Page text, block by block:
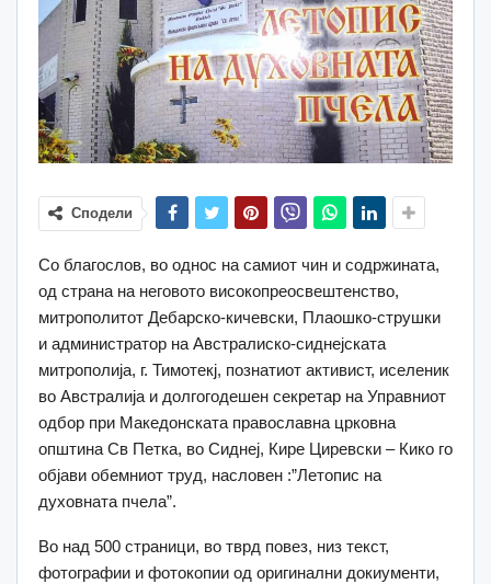
Сподели
Со благослов, во однос на самиот чин и содржината,
од страна на неговото високопреосвештенство,
митрополитот Дебарско-кичевски, Плаошко-струшки
и администратор на Австралиско-сиднејската
митрополија, г. Тимотекј, познатиот активист, иселеник
во Австралија и долгогодешен секретар на Управниот
одбор при Македонската православна црковна
општина Св Петка, во Сиднеј, Кире Циревски – Кико го
објави обемниот труд, насловен :”Летопис на
духовната пчела”.
Во над 500 страници, во тврд повез, низ текст,
фотографии и фотокопии од оригинални докиументи,